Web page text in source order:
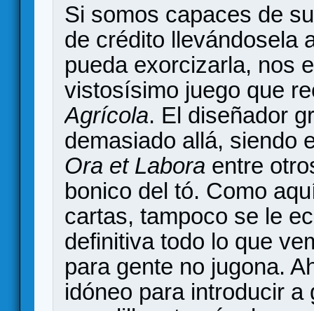
Si somos capaces de
de crédito llevándosela
pueda exorcizarla, nos
vistosísimo juego que
Agrícola. El diseñador
demasiado allá, siendo
Ora et Labora entre
bonico del tó. Como
cartas, tampoco se le
definitiva todo lo que
para gente no jugona.
idóneo para introducir